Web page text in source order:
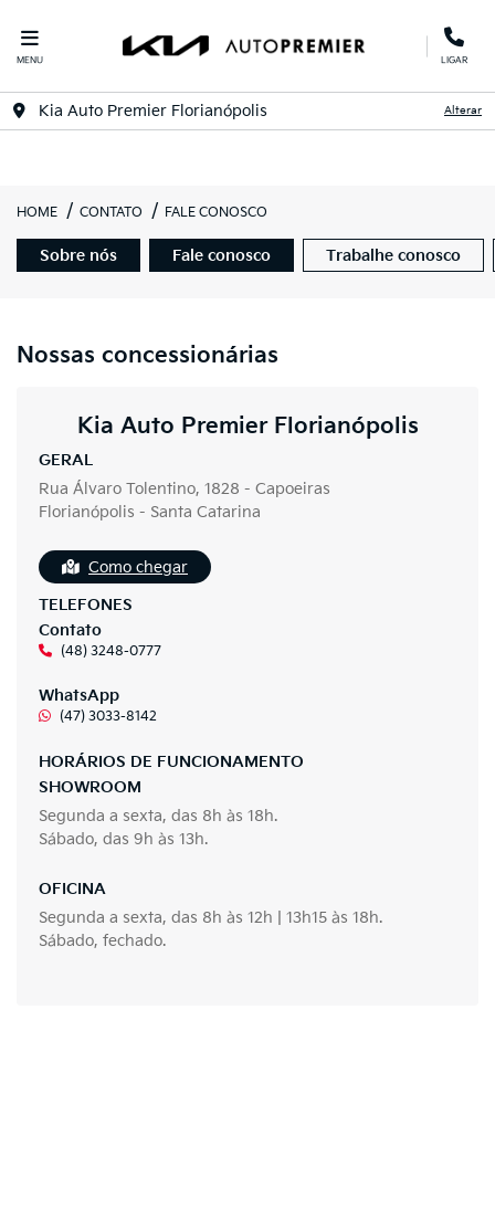
MENU LIGAR
Kia Auto Premier Florianópolis Alterar
HOME CONTATO FALE CONOSCO
Sobre nós Fale conosco Trabalhe conosco
Nossas concessionárias
Kia Auto Premier Florianópolis
GERAL
Rua Álvaro Tolentino, 1828 - Capoeiras
Florianópolis - Santa Catarina
Como chegar
TELEFONES
Contato
(48) 3248-0777
WhatsApp
(47) 3033-8142
HORÁRIOS DE FUNCIONAMENTO
SHOWROOM
Segunda a sexta, das 8h às 18h.
Sábado, das 9h às 13h.
OFICINA
Segunda a sexta, das 8h às 12h | 13h15 às 18h.
Sábado, fechado.